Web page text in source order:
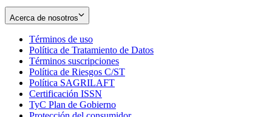
Acerca de nosotros
Términos de uso
in
new
window
Política de Tratamiento de Datos
Términos suscripciones
in
Política de Riesgos C/ST
Política SAGRILAFT
new
Certificación ISSN
in
TyC Plan de Gobierno